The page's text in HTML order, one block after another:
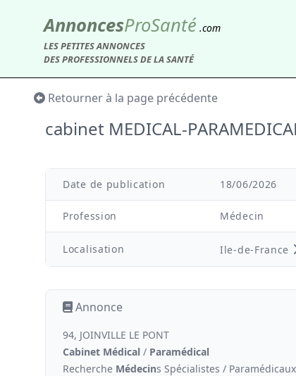
AnnoncesProSanté .com
LES PETITES ANNONCES
DES PROFESSIONNELS DE LA SANTÉ
Retourner à la page précédente
cabinet MEDICAL-
Date de publication 18/06/2026
Profession Médecin
Localisation Ile-de-France
Annonce
94, JOINVILLE LE PONT
Cabinet Médical / Paramédical
Recherche Médecins Spécialistes / Paramédicaux